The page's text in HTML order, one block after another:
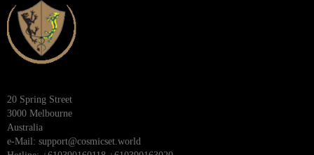
20 Spring Street
3000 Melbourne
Australia
e-Mail: support@cosmicset.world